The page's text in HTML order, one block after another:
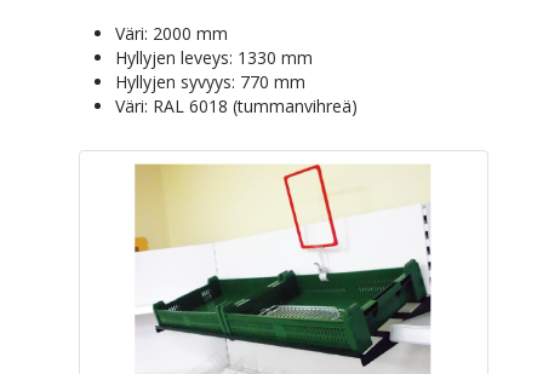
Väri: 2000 mm
Hyllyjen leveys: 1330 mm
Hyllyjen syvyys: 770 mm
Väri: RAL 6018 (tummanvihreä)